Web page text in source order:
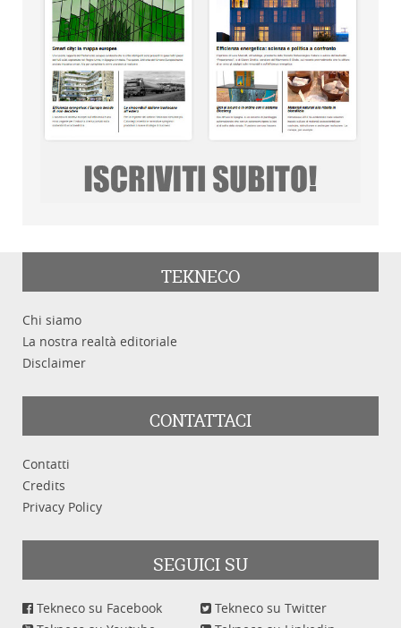
TEKNECO
Chi siamo
La nostra realtà editoriale
Disclaimer
CONTATTACI
Contatti
Credits
Privacy Policy
SEGUICI SU
Tekneco su Facebook
Tekneco su Twitter